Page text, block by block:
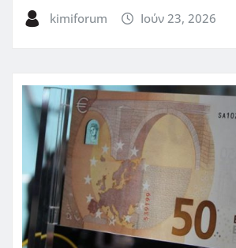
kimiforum Ιούν 23, 2026